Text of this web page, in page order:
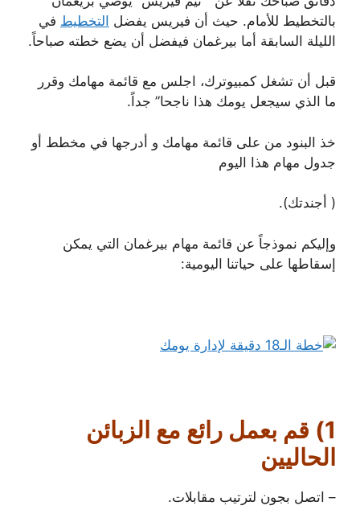
بالتخطيط للأمام. حيث أن فيريس يفضل التخطيط في
الليلة السابقة أما بيرغمان فيفضل أن يضع خطته صباحاً.
قبل أن تشغل كمبيوترك، اجلس مع قائمة مهامك وقرر
ما الذي سيجعل يومك هذا ناجحا” جداً.
خذ البنود من على قائمة مهامك و أدرجها في مخطط أو
جدول مهام هذا اليوم
( أجندتك).
وإليكم نموذجاً عن قائمة مهام بيرغمان التي يمكن
إسقاطها على حياتنا اليومية:
1) قم بعمل رائع مع الزبائن
الحاليين
– اتصل بجون لترتيب مقابلات.